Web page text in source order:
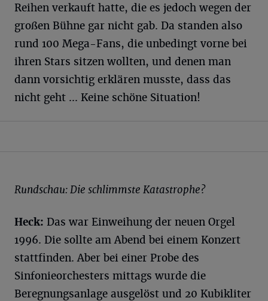
Reihen verkauft hatte, die es jedoch wegen der
großen Bühne gar nicht gab. Da standen also
rund 100 Mega-Fans, die unbedingt vorne bei
ihren Stars sitzen wollten, und denen man
dann vorsichtig erklären musste, dass das
nicht geht ... Keine schöne Situation!
Rundschau: Die schlimmste Katastrophe?
Heck: Das war Einweihung der neuen Orgel
1996. Die sollte am Abend bei einem Konzert
stattfinden. Aber bei einer Probe des
Sinfonieorchesters mittags wurde die
Beregnungsanlage ausgelöst und 20 Kubikliter